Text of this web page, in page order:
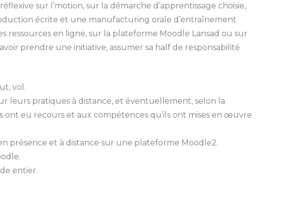
sur l’motion, sur la démarche d’apprentissage choisie,
écrite et une manufacturing orale d’entraînement
ressources en ligne, sur la plateforme Moodle Lansad ou sur
prendre une initiative, assumer sa half de responsabilité
vol.
leurs pratiques à distance, et éventuellement, selon la
ont eu recours et aux compétences qu’ils ont mises en œuvre
présence et à distance sur une plateforme Moodle2.
entier.